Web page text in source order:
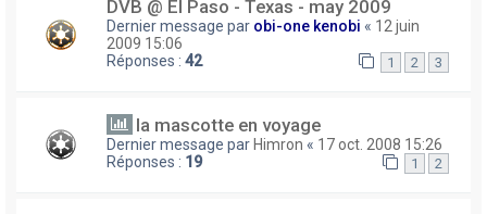
DVB @ El Paso - Texas - may 2009
Dernier message par obi-one kenobi « 12 juin
2009 15:06
Réponses : 42 1 2 3
la mascotte en voyage
Dernier message par Himron « 17 oct. 2008 15:26
Réponses : 19 1 2